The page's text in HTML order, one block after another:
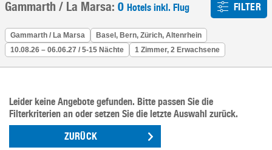
Gammarth / La Marsa: 0 Hotels inkl. Flug FILTER
Gammarth / La Marsa
Basel, Bern, Zürich, Altenrhein
10.08.26 – 06.06.27 / 5-15 Nächte
1 Zimmer, 2 Erwachsene
Leider keine Angebote gefunden. Bitte passen Sie die
Filterkriterien an oder setzen Sie die letzte Auswahl zurück.
ZURÜCK